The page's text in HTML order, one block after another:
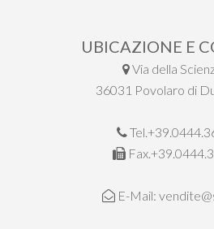
UBICAZIONE E
Via della
36031 Povolaro di
E-Mail: